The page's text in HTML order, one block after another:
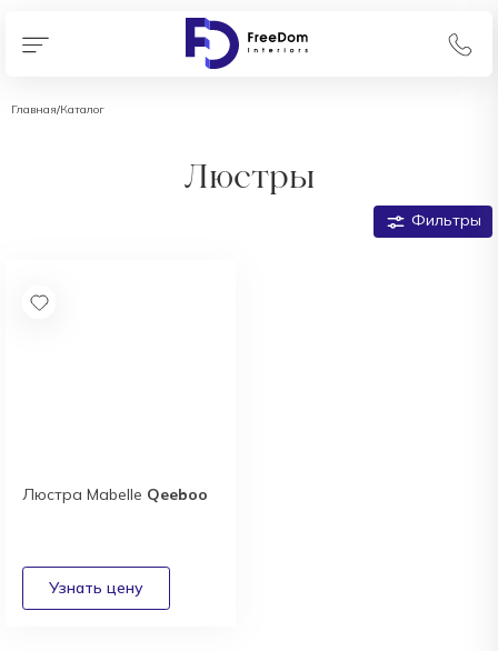
Главная/Каталог
Люстры
Фильтры
Люстра Mabelle Qeeboo